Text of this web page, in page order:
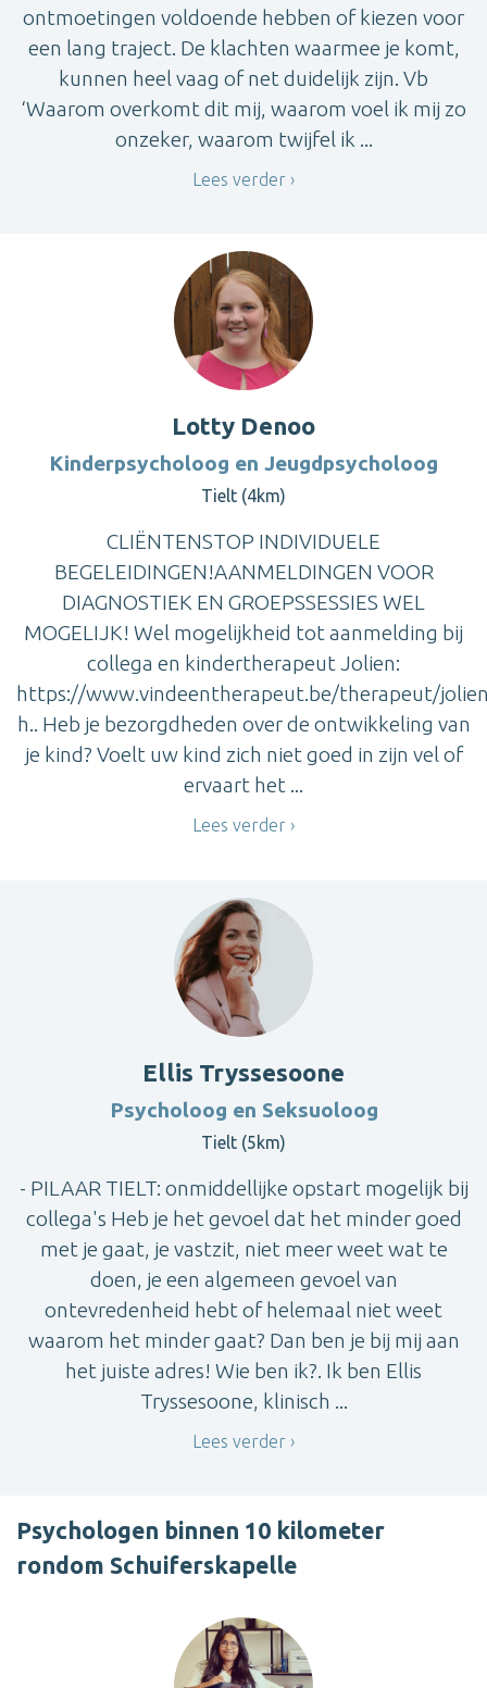
ontmoetingen voldoende hebben of kiezen voor
een lang traject. De klachten waarmee je komt,
kunnen heel vaag of net duidelijk zijn. Vb
‘Waarom overkomt dit mij, waarom voel ik mij zo
onzeker, waarom twijfel ik ...
Lees verder
Lotty Denoo
Kinderpsycholoog en Jeugdpsycholoog
Tielt (4km)
CLIËNTENSTOP INDIVIDUELE
BEGELEIDINGEN!AANMELDINGEN VOOR
DIAGNOSTIEK EN GROEPSSESSIES WEL
MOGELIJK! Wel mogelijkheid tot aanmelding bij
collega en kindertherapeut Jolien:
https://www.vindeentherapeut.be/therapeut/
h.. Heb je bezorgdheden over de ontwikkeling van
je kind? Voelt uw kind zich niet goed in zijn vel of
ervaart het ...
Lees verder
Ellis Tryssesoone
Psycholoog en Seksuoloog
Tielt (5km)
- PILAAR TIELT: onmiddellijke opstart mogelijk bij
collega's Heb je het gevoel dat het minder goed
met je gaat, je vastzit, niet meer weet wat te
doen, je een algemeen gevoel van
ontevredenheid hebt of helemaal niet weet
waarom het minder gaat? Dan ben je bij mij aan
het juiste adres! Wie ben ik?. Ik ben Ellis
Tryssesoone, klinisch ...
Lees verder
Psychologen binnen 10 kilometer
rondom Schuiferskapelle